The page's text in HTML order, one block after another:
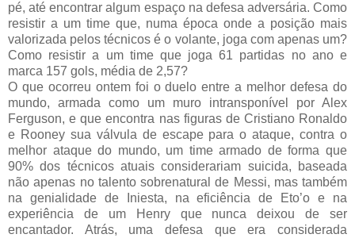
pé, até encontrar algum espaço na defesa adversária. Como
resistir a um time que, numa época onde a posição mais
valorizada pelos técnicos é o volante, joga com apenas um?
Como resistir a um time que joga 61 partidas no ano e
marca 157 gols, média de 2,57?
O que ocorreu ontem foi o duelo entre a melhor defesa do
mundo, armada como um muro intransponível por Alex
Ferguson, e que encontra nas figuras de Cristiano Ronaldo
e Rooney sua válvula de escape para o ataque, contra o
melhor ataque do mundo, um time armado de forma que
90% dos técnicos atuais considerariam suicida, baseada
não apenas no talento sobrenatural de Messi, mas também
na genialidade de Iniesta, na eficiência de Eto’o e na
experiência de um Henry que nunca deixou de ser
encantador. Atrás, uma defesa que era considerada